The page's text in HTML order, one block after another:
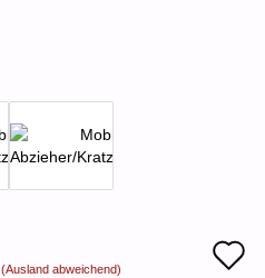
(Ausland abweichend)